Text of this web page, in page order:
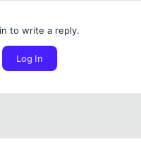
Bounty amount
Between 1 and 5000 reputation points
to write a reply.
Log In